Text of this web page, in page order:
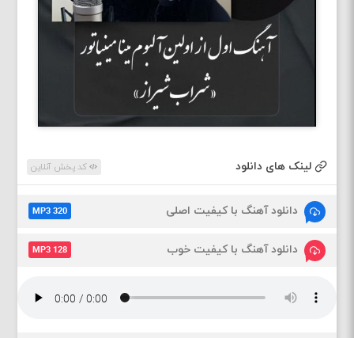
لینک های دانلود کد پخش آنلاین
دانلود آهنگ با کیفیت اصلی MP3 320
دانلود آهنگ با کیفیت خوب MP3 128